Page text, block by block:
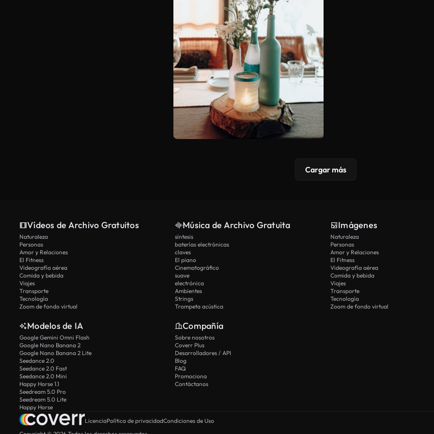
Cargar más
Vídeos de Archivo Gratuitos
Naturaleza
Personas
Amor y Relaciones
El Fitness
Videografía aérea
Comida y bebida
Viajes
Transporte
Tecnología
Zoom de fondo virtual
Música de Archivo Gratuita
síntesis
baterías electrónicas
claves
El piano
Cinematográfico
suave
electrónica
Ambientes
Strings
Trompeta acústica
Imágenes
Naturaleza
Personas
Amor y Relaciones
El Fitness
Videografía aérea
Comida y bebida
Viajes
Transporte
Tecnología
Zoom de fondo virtual
Modelos de IA
Google Gemini Omni Flash
Google Nano Banana 2
Google Nano Banana 2 Lite
Seedance 2.0
Seedance 2.0 Fast
Seedance 2.0 Mini
Happy Horse 1.1
Seedream 5.0 Pro
Seedream 5.0 Lite
Happy Horse
Compañía
Sobre nosotros
Coverr Plus
Desarrolladores / API
Blog
FAQ
Promociona
Contáctanos
LicenciaPolítica de privacidadCondiciones de Uso